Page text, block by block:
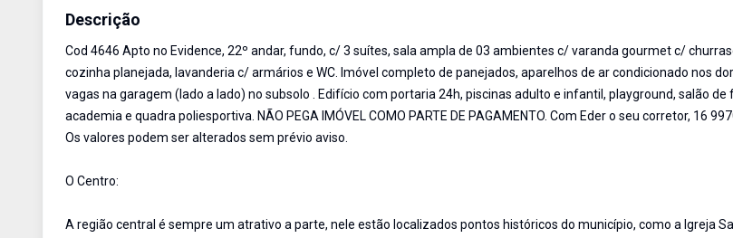
Descrição
Cod 4646 Apto no Evidence, 22º andar, fundo, c/ 3 suítes, sala ampla de 03 ambientes c/ varanda gourmet c/
cozinha planejada, lavanderia c/ armários e WC. Imóvel completo de panejados, aparelhos de ar condicionado nos
vagas na garagem (lado a lado) no subsolo . Edifício com portaria 24h, piscinas adulto e infantil, playground, salão
academia e quadra poliesportiva. NÃO PEGA IMÓVEL COMO PARTE DE PAGAMENTO. Com Eder o seu corretor, 16
Os valores podem ser alterados sem prévio aviso.
O Centro:
A região central é sempre um atrativo a parte, nele estão localizados pontos históricos do município, como a Igreja